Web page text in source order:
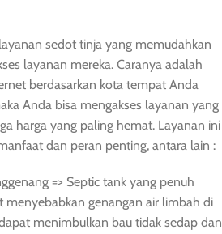
sedot tinja yang memudahkan
layanan mereka. Caranya adalah
berdasarkan kota tempat Anda
Anda bisa mengakses layanan yang
harga yang paling hemat. Layanan ini
dan peran penting, antara lain :
=> Septic tank yang penuh
menyebabkan genangan air limbah di
menimbulkan bau tidak sedap dan